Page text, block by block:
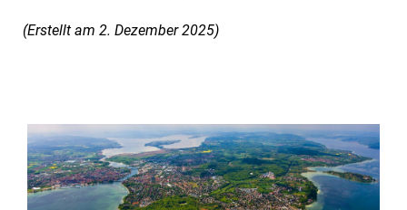
(Erstellt am 2. Dezember 2025)